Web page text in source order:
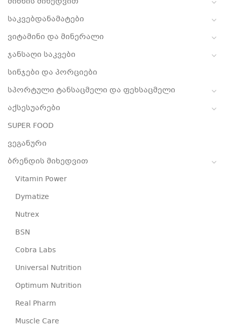
საკვებდანამატები
ვიტამინი და მინერალი
ჯანსაღი საკვები
სინჯები და პორციები
სპორტული ტანსაცმელი და ფეხსაცმელი
აქსესუარები
SUPER FOOD
ვეგანური
ბრენდის მიხედვით
Vitamin Power
Dymatize
Nutrex
BSN
Cobra Labs
Universal Nutrition
Optimum Nutrition
Real Pharm
Muscle Care